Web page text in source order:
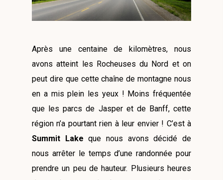
Après une centaine de kilomètres, nous
avons atteint les Rocheuses du Nord et on
peut dire que cette chaîne de montagne nous
en a mis plein les yeux ! Moins fréquentée
que les parcs de Jasper et de Banff, cette
région n’a pourtant rien à leur envier ! C’est à
Summit Lake que nous avons décidé de
nous arrêter le temps d’une randonnée pour
prendre un peu de hauteur. Plusieurs heures